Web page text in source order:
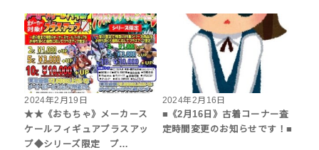
2024年2月19日
★★《おもちゃ》メーカース
ケールフィギュアプラスアッ
プ◆シリーズ限定 プ…
2024年2月16日
■《2月16日》古着コーナー査
定時間変更のお知らせです！■